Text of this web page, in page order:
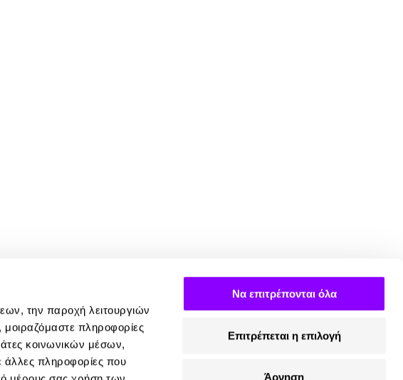
την παροχή λειτουργιών
πληροφορίες
κοινωνικών μέσων,
άλλες πληροφορίες που
Να επιτρέπονται όλα
Επιτρέπεται η επιλογή
Άρνηση